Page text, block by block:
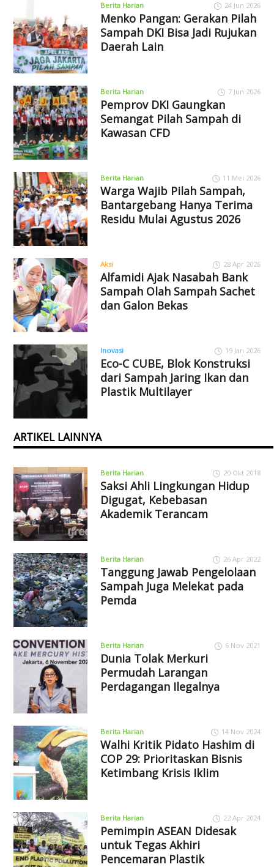
Berita Harian 24 Jun 2026
Menko Pangan: Gerakan Pilah
Sampah DKI Bisa Jadi Rujukan
Daerah Lain
Berita Harian 7 Jun 2026
Pemprov DKI Gaungkan
Semangat Pilah Sampah di
Kawasan CFD
Berita Harian 11 Mei 2026
Warga Wajib Pilah Sampah,
Bantargebang Hanya Terima
Residu Mulai Agustus 2026
Aksi 28 Apr 2026
Alfamidi Ajak Nasabah Bank
Sampah Olah Sampah Sachet
dan Galon Bekas
Inovasi 19 Jan 2026
Eco-C CUBE, Blok Konstruksi
dari Sampah Jaring Ikan dan
Plastik Multilayer
ARTIKEL LAINNYA
Berita Harian 20 Okt 2018
Saksi Ahli Lingkungan Hidup
Digugat, Kebebasan
Akademik Terancam
Berita Harian 26 Apr 2022
Tanggung Jawab Pengelolaan
Sampah Juga Melekat pada
Pemda
Berita Harian 6 Nov 2021
Dunia Tolak Merkuri
Permudah Larangan
Perdagangan Ilegalnya
Berita Harian 14 Nov 2024
Walhi Kritik Pidato Hashim di
COP 29: Prioritaskan Bisnis
Ketimbang Krisis Iklim
Berita Harian 22 Apr 2024
Pemimpin ASEAN Didesak
untuk Tegas Akhiri
Pencemaran Plastik